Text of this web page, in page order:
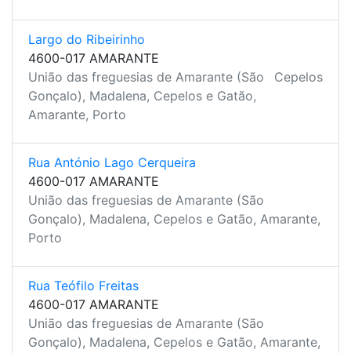
Largo do Ribeirinho
4600-017 AMARANTE
União das freguesias de Amarante (São
Gonçalo), Madalena, Cepelos e Gatão,
Amarante, Porto
Cepelos
Rua António Lago Cerqueira
4600-017 AMARANTE
União das freguesias de Amarante (São
Gonçalo), Madalena, Cepelos e Gatão, Amarante,
Porto
Rua Teófilo Freitas
4600-017 AMARANTE
União das freguesias de Amarante (São
Gonçalo), Madalena, Cepelos e Gatão, Amarante,